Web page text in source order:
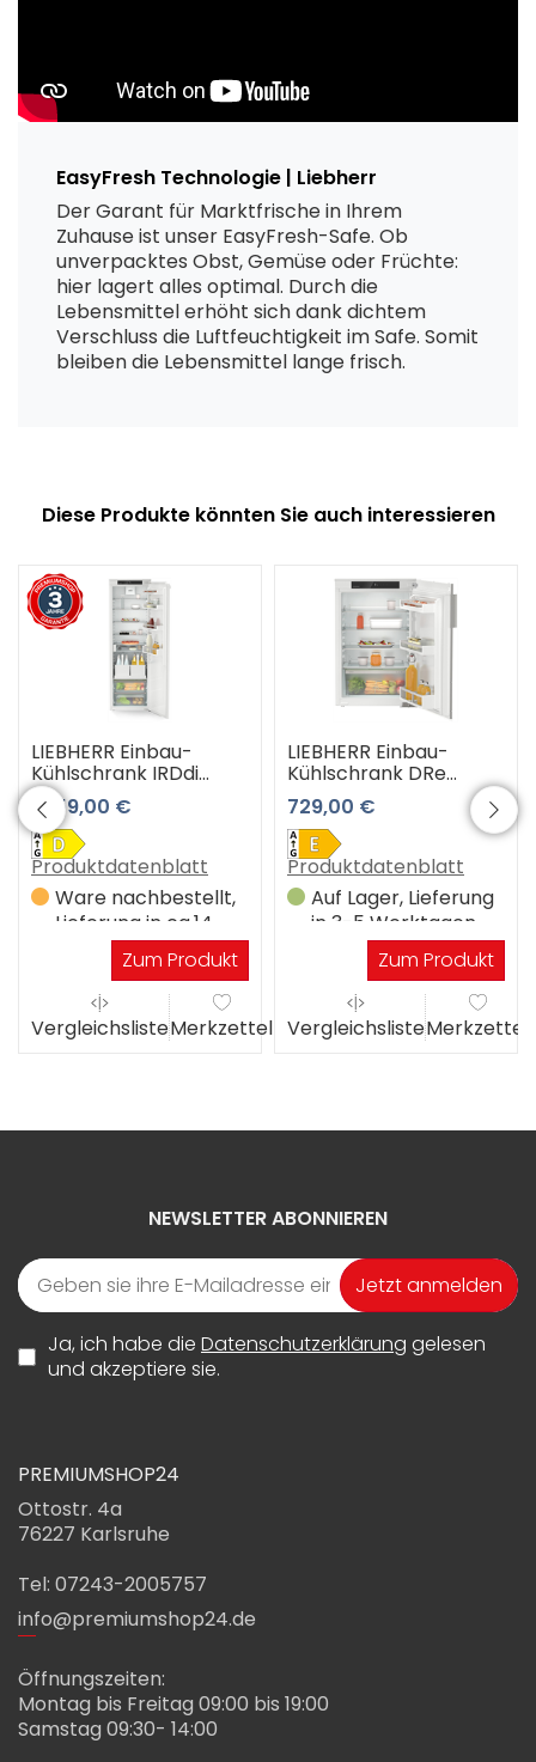
EasyFresh Technologie | Liebherr
Der Garant für Marktfrische in Ihrem
Zuhause ist unser EasyFresh-Safe. Ob
unverpacktes Obst, Gemüse oder Früchte:
hier lagert alles optimal. Durch die
Lebensmittel erhöht sich dank dichtem
Verschluss die Luftfeuchtigkeit im Safe. Somit
bleiben die Lebensmittel lange frisch.
Diese Produkte könnten Sie auch interessieren
LIEBHERR Einbau-
Kühlschrank IRDdi
5120-22 3 Jahre
Premiumshop
Garantie
1.359,00 €
Produktdatenblatt
Ware nachbestellt,
Lieferung in ca.14
WerktagenZum Produkt
VergleichslisteMerkzettel
LIEBHERR Einbau-
Kühlschrank DRe
3900-22
729,00 €
Produktdatenblatt
Auf Lager, Lieferung
in 3-5 Werktagen
Zum Produkt
VergleichslisteMerkzettel
NEWSLETTER ABONNIEREN
Jetzt anmelden
Ja, ich habe die Datenschutzerklärung gelesen
und akzeptiere sie.
PREMIUMSHOP24
Ottostr. 4a
76227 Karlsruhe
Tel: 07243-2005757
info@premiumshop24.de
Öffnungszeiten:
Montag bis Freitag 09:00 bis 19:00
Samstag 09:30- 14:00